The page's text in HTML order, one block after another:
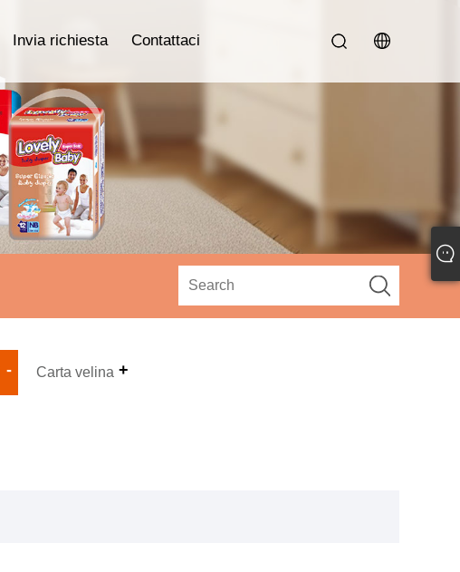
Invia richiesta Contattaci
Carta velina